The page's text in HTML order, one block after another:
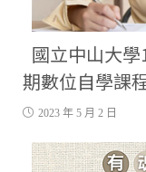
國立中山大
期數位自學課
2023 年 5 月 2 日